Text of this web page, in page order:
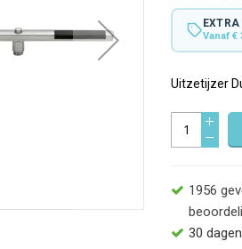
Vanaf €
Uitzetijzer
1956
30